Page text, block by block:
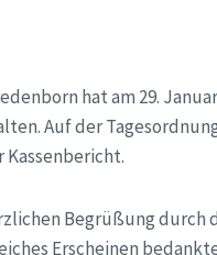
hat am 29.
Auf der
Begrüßung durch
Erscheinen